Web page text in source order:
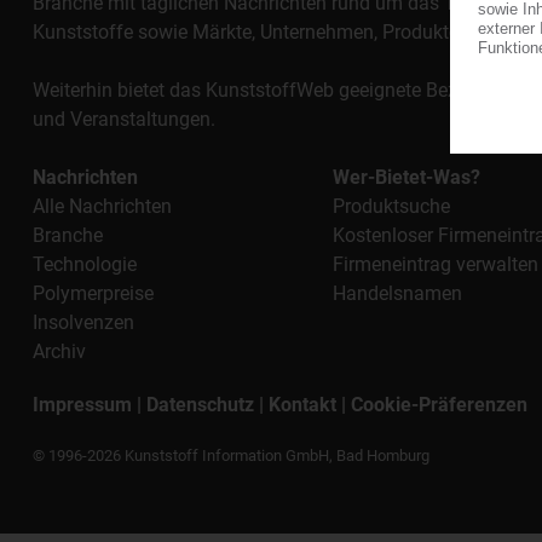
Kunststoffe sowie Märkte, Unternehmen, Produkte,
Weiterhin bietet das KunststoffWeb geeignete
und Veranstaltungen.
Nachrichten
Alle Nachrichten
Branche
Technologie
Polymerpreise
Insolvenzen
Archiv
Wer-Bietet-Was?
Produktsuche
Kostenloser
Firmeneintrag verwalten
Handelsnamen
Impressum | Datenschutz | Kontakt | Cookie-Präferenzen
© 1996-2026 Kunststoff Information GmbH, Bad Homburg